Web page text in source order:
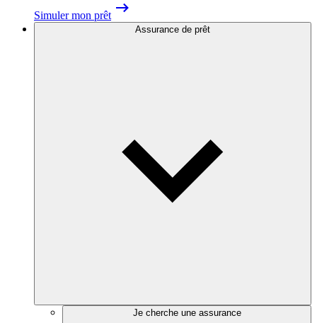
Simuler mon prêt
Assurance de prêt
Je cherche une assurance